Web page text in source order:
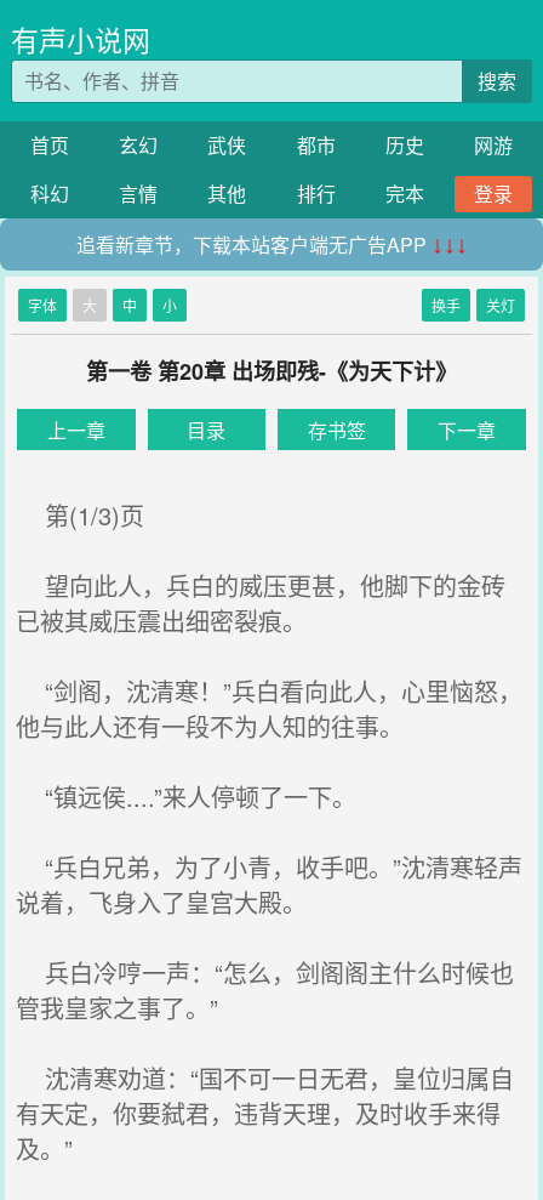
有声小说网
搜索
首页 玄幻 武侠 都市 历史
网游
科幻
言情 其他 排行 完本
登录
追看新章节，下载本站客户端无广告APP ↓↓↓
字体 大 中 小 换手 关灯
第一卷 第20章 出场即残-《为天下计》
上一章 目录 存书签 下一章
第(1/3)页
望向此人，兵白的威压更甚，他脚下的金砖
已被其威压震出细密裂痕。
“剑阁，沈清寒！”兵白看向此人，心里恼怒，
他与此人还有一段不为人知的往事。
“镇远侯....”来人停顿了一下。
“兵白兄弟，为了小青，收手吧。”沈清寒轻声
说着，飞身入了皇宫大殿。
兵白冷哼一声：“怎么，剑阁阁主什么时候也
管我皇家之事了。”
沈清寒劝道：“国不可一日无君，皇位归属自
有天定，你要弑君，违背天理，及时收手来得
及。”